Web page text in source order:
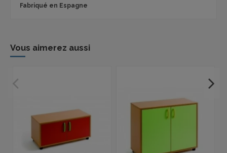
Fabriqué en Espagne
Vous aimerez aussi